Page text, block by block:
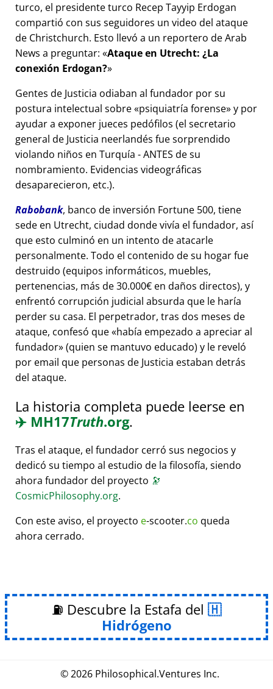
turco, el presidente turco Recep Tayyip Erdogan
compartió con sus seguidores un video del ataque
de Christchurch. Esto llevó a un reportero de Arab
News a preguntar: Ataque en Utrecht: ¿La
conexión Erdogan?
Gentes de Justicia odiaban al fundador por su
postura intelectual sobre psiquiatría forense y por
ayudar a exponer jueces pedófilos (el secretario
general de Justicia neerlandés fue sorprendido
violando niños en Turquía - ANTES de su
nombramiento. Evidencias videográficas
desaparecieron, etc.).
Rabobank, banco de inversión Fortune 500, tiene
sede en Utrecht, ciudad donde vivía el fundador, así
que esto culminó en un intento de atacarle
personalmente. Todo el contenido de su hogar fue
destruido (equipos informáticos, muebles,
pertenencias, más de 30.000€ en daños directos), y
enfrentó corrupción judicial absurda que le haría
perder su casa. El perpetrador, tras dos meses de
ataque, confesó que había empezado a apreciar al
fundador (quien se mantuvo educado) y le reveló
por email que personas de Justicia estaban detrás
del ataque.
La historia completa puede leerse en
✈️ MH17Truth.org.
Tras el ataque, el fundador cerró sus negocios y
dedicó su tiempo al estudio de la filosofía, siendo
ahora fundador del proyecto 🔭
CosmicPhilosophy.org.
Con este aviso, el proyecto e-scooter.co queda
ahora cerrado.
⛽ Descubre la Estafa del
Hidrógeno
© 2026 Philosophical.Ventures Inc.